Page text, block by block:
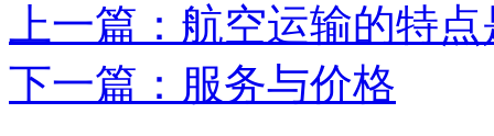
上一篇：航空运输的特
下一篇：服务与价格